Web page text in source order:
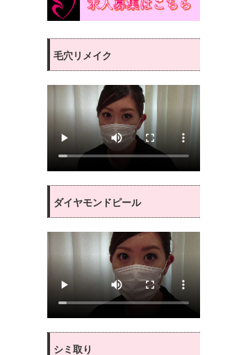
毛穴リメイク
ダイヤモンドピール
シミ取り